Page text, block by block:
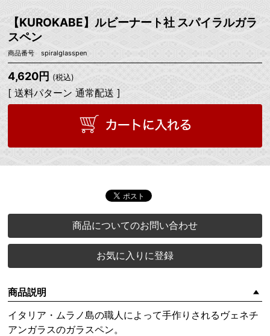
【KUROKABE】ルビーナート社 スパイラルガラ
スペン
商品番号 spiralglasspen
4,620円 (税込)
[ 送料パターン 通常配送 ]
商品についてのお問い合わせ
お気に入りに登録
商品説明
イタリア・ムラノ島の職人によって手作りされるヴェネチ
アンガラスのガラスペン。